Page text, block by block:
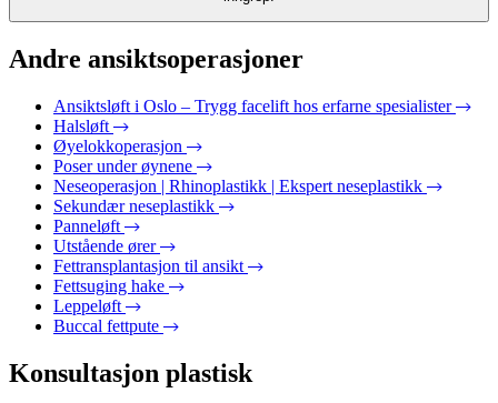
Andre ansiktsoperasjoner
Ansiktsløft i Oslo – Trygg facelift hos erfarne spesialister
Halsløft
Øyelokkoperasjon
Poser under øynene
Neseoperasjon | Rhinoplastikk | Ekspert neseplastikk
Sekundær neseplastikk
Panneløft
Utstående ører
Fettransplantasjon til ansikt
Fettsuging hake
Leppeløft
Buccal fettpute
Konsultasjon plastisk